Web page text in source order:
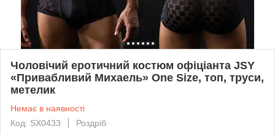
Чоловічий еротичний костюм офіціанта JSY
«Привабливий Михаель» One Size, топ, труси,
метелик
Немає в наявності
Код: SX0433
Роздріб